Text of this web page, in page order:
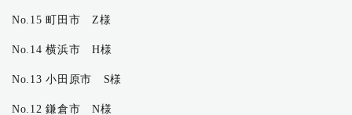
No.15 町田市 Z様
No.14 横浜市 H様
No.13 小田原市 S様
No.12 鎌倉市 N様